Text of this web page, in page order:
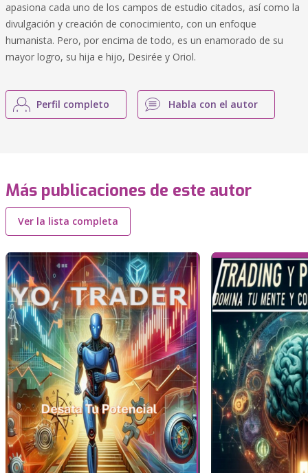
apasiona cada uno de los campos de estudio citados, así como la
divulgación y creación de conocimiento, con un enfoque
humanista. Pero, por encima de todo, es un enamorado de su
mayor logro, su hija e hijo, Desirée y Oriol.
Perfil completo Habla con el autor
Más publicaciones de este autor
Ver la lista completa